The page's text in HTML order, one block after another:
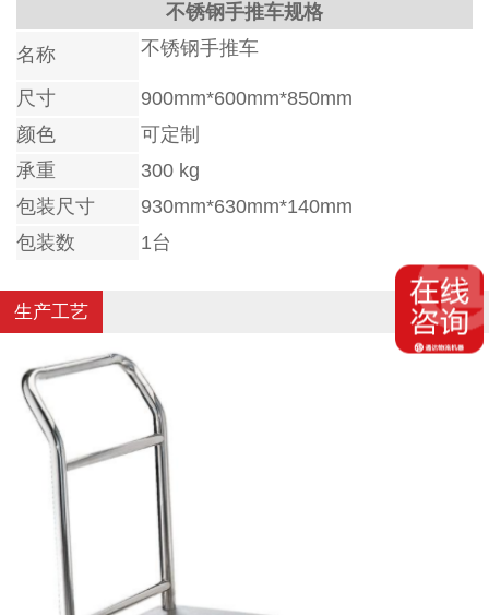
不锈钢手推车规格
名称
不锈钢手推车
尺寸
900mm*600mm*850mm
颜色
可定制
承重
300 kg
包装尺寸
930mm*630mm*140mm
包装数
1台
生产工艺